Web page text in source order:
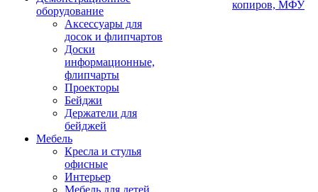
оборудование
Аксессуары для
досок и флипчартов
Доски
информационные,
флипчарты
Проекторы
Бейджи
Держатели для
бейджей
Мебель
Кресла и стулья
офисные
Интерьер
Мебель для детей
копиров, МФУ